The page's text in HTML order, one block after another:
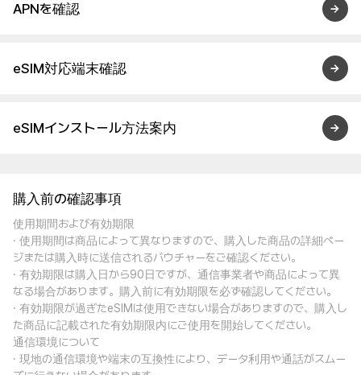
APNを確認
eSIM対応端末確認
eSIMインストール方法案内
購入前の確認事項
使用期間および有効期限
· 使用期間は商品によって異なりますので、購入した商品の詳細ペー
ジまたは購入時に送信されるバウチャーをご確認ください。
· 有効期限は購入日から90日ですが、通信事業者や商品によって異
なる場合があります。購入前に有効期限を必ず確認してください。
· 有効期限が過ぎたeSIMは使用できない場合がありますので、購入し
た商品に記載された有効期限内にご使用を開始してください。
通信環境について
· 現地の通信環境や端末の互換性により、データ利用や通話がスムー